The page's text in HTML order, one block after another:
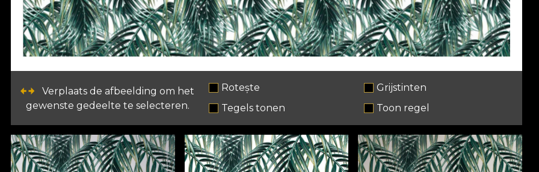
Verplaats de afbeelding om het
gewenste gedeelte te selecteren.
Rotește
Grijstinten
Tegels tonen
Toon regel